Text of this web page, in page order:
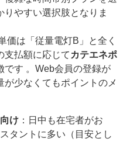
やすい選択肢となりま
価は「従量電灯B」と全く
支払額に応じて カテエネポ
です 。Web会員の登録が
が少なくてもポイントのメ
け：日中も在宅者がお
タントに多い（目安とし